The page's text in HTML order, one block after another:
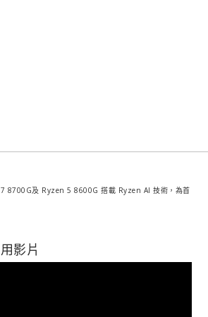
8700G及 Ryzen 5 8600G 搭載 Ryzen AI 技術，為首
影片